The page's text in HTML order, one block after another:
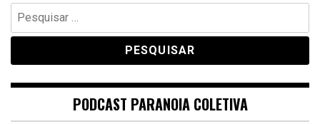
Pesquisar
por:
PODCAST PARANOIA COLETIVA